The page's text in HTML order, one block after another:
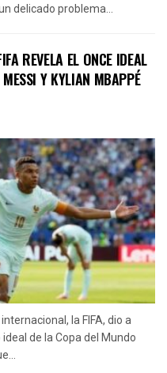
delicado problema...
REVELA EL ONCE IDEAL
Y KYLIAN MBAPPÉ
la FIFA, dio a
de la Copa del Mundo